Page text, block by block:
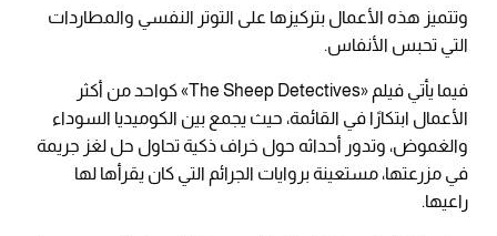
وتتميز هذه الأعمال بتركيزها على التوتر النفسي والمطاردات
التي تحبس الأنفاس.
فيما يأتي فيلم «The Sheep Detectives» كواحد من أكثر
الأعمال ابتكارًا في القائمة، حيث يجمع بين الكوميديا السوداء
والغموض، وتدور أحداثه حول خراف ذكية تحاول حل لغز جريمة
في مزرعتها، مستعينة بروايات الجرائم التي كان يقرأها لها
راعيها.